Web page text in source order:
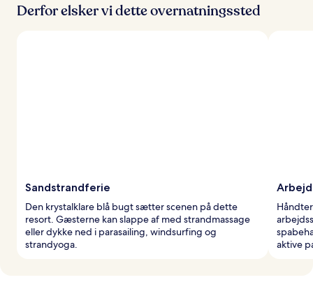
d
e
Derfor elsker vi dette overnatningssted
Sandstrandferie
Den krystalklare blå bugt sætter scenen på dette
resort. Gæsterne kan slappe af med strandmassage
eller dykke ned i parasailing, windsurfing og
strandyoga.
aktive